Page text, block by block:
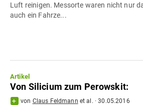
Luft reinigen. Messorte waren nicht nur
auch ein Fahrze...
Artikel
Von Silicium zum Perowskit:
von Claus Feldmann et al. ·30.05.2016